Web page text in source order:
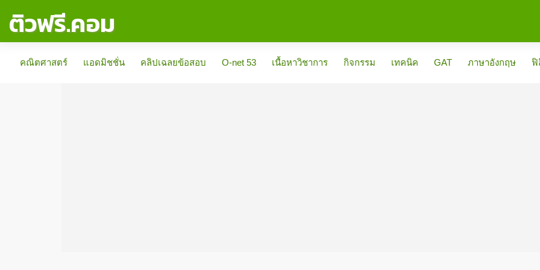
ติวฟรี.คอม
คณิตศาสตร์
แอดมิชชั่น คลิปเฉลยข้อสอบ O-net 53 เนื้อหาวิชาการ กิจกรรม เทคนิค GAT ภาษาอังกฤษ ฟิ